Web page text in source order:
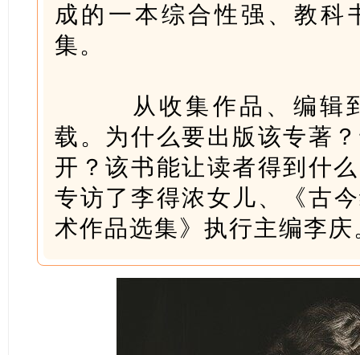
成的一本综合性强、教科
集。
从收集作品、编辑
载。为什么要出版该专著
开？该书能让读者得到什
专访了李得浓女儿、《古
术作品选集》执行主编李庆